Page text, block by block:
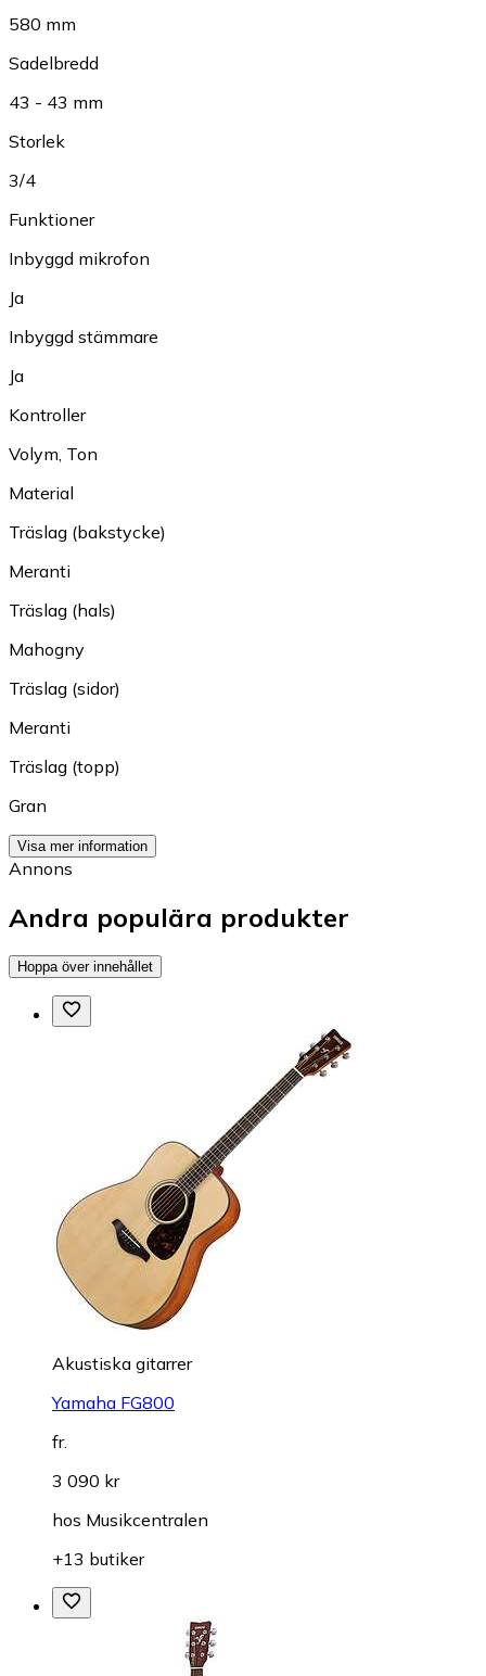
580 mm
Sadelbredd
43 - 43 mm
Storlek
3/4
Funktioner
Inbyggd mikrofon
Ja
Inbyggd stämmare
Ja
Kontroller
Volym Ton
Material
Träslag (bakstycke)
Meranti
Träslag (hals)
Mahogny
Träslag (sidor)
Meranti
Träslag (topp)
Gran
Visa mer information
Annons
Andra populära produkter
Hoppa över innehållet
Akustiska gitarrer
Yamaha FG800
fr.
3 090 kr
hos Musikcentralen
+13 butiker